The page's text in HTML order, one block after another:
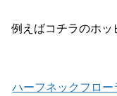
例えばコチラのホ
ハーフネックフロー